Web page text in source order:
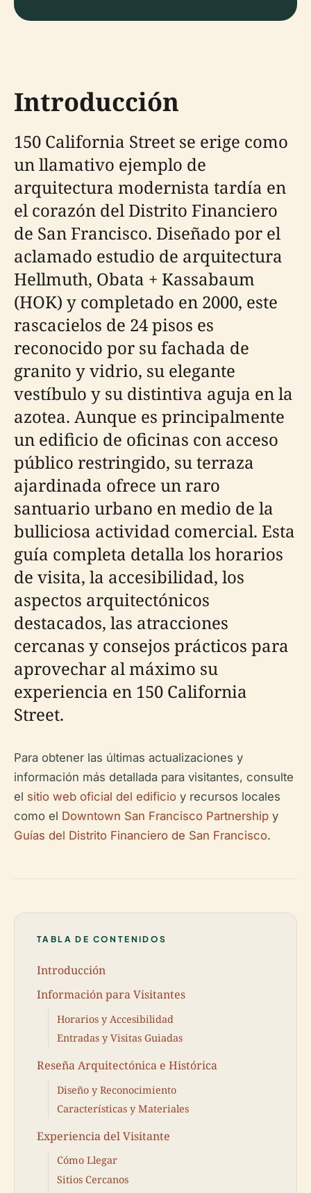
Introducción
150 California Street se erige como
un llamativo ejemplo de
arquitectura modernista tardía en
el corazón del Distrito Financiero
de San Francisco. Diseñado por el
aclamado estudio de arquitectura
Hellmuth, Obata + Kassabaum
(HOK) y completado en 2000, este
rascacielos de 24 pisos es
reconocido por su fachada de
granito y vidrio, su elegante
vestíbulo y su distintiva aguja en la
azotea. Aunque es principalmente
un edificio de oficinas con acceso
público restringido, su terraza
ajardinada ofrece un raro
santuario urbano en medio de la
bulliciosa actividad comercial. Esta
guía completa detalla los horarios
de visita, la accesibilidad, los
aspectos arquitectónicos
destacados, las atracciones
cercanas y consejos prácticos para
aprovechar al máximo su
experiencia en 150 California
Street.
Para obtener las últimas actualizaciones y
información más detallada para visitantes, consulte
el sitio web oficial del edificio y recursos locales
como el Downtown San Francisco Partnership y
Guías del Distrito Financiero de San Francisco.
TABLA DE CONTENIDOS
Introducción
Información para Visitantes
Horarios y Accesibilidad
Entradas y Visitas Guiadas
Reseña Arquitectónica e Histórica
Diseño y Reconocimiento
Características y Materiales
Experiencia del Visitante
Cómo Llegar
Sitios Cercanos